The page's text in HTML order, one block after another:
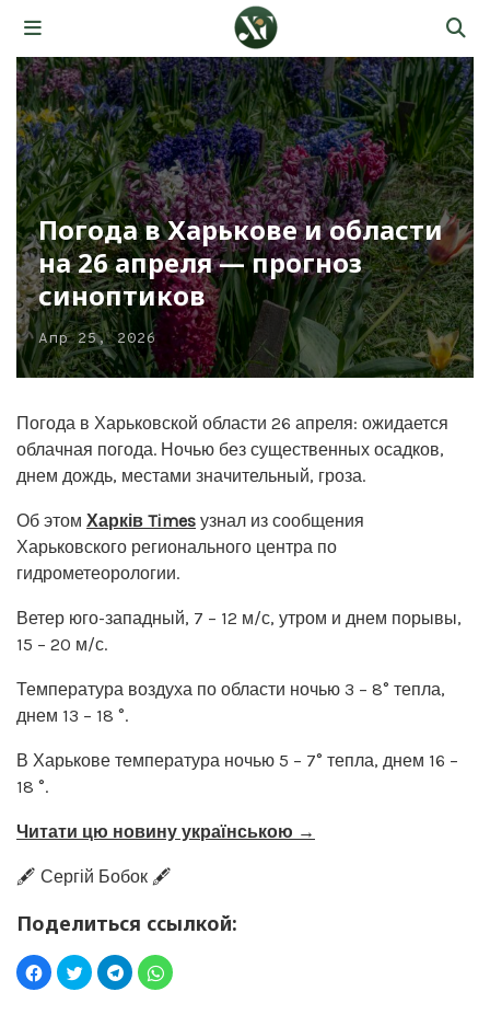
Погода в Харькове и области
на 26 апреля — прогноз
синоптиков
Апр 25, 2026
Погода в Харьковской области 26 апреля: ожидается
облачная погода. Ночью без существенных осадков,
днем дождь, местами значительный, гроза.
Об этом Харків Times узнал из сообщения
Харьковского регионального центра по
гидрометеорологии.
Ветер юго-западный, 7 – 12 м/с, утром и днем порывы,
15 – 20 м/с.
Температура воздуха по области ночью 3 – 8° тепла,
днем 13 – 18 °.
В Харькове температура ночью 5 – 7° тепла, днем 16 –
18 °.
Читати цю новину українською →
🖋️ Сергій Бобок 🖋️
Поделиться ссылкой: